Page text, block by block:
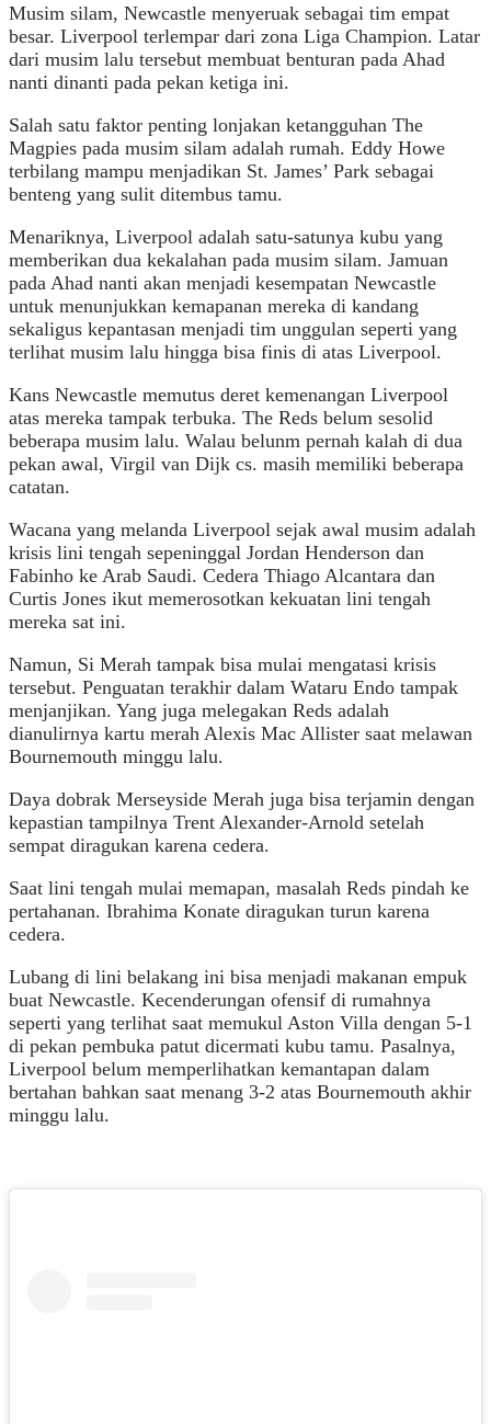
Musim silam, Newcastle menyeruak sebagai tim empat
besar. Liverpool terlempar dari zona Liga Champion. Latar
dari musim lalu tersebut membuat benturan pada Ahad
nanti dinanti pada pekan ketiga ini.
Salah satu faktor penting lonjakan ketangguhan The
Magpies pada musim silam adalah rumah. Eddy Howe
terbilang mampu menjadikan St. James’ Park sebagai
benteng yang sulit ditembus tamu.
Menariknya, Liverpool adalah satu-satunya kubu yang
memberikan dua kekalahan pada musim silam. Jamuan
pada Ahad nanti akan menjadi kesempatan Newcastle
untuk menunjukkan kemapanan mereka di kandang
sekaligus kepantasan menjadi tim unggulan seperti yang
terlihat musim lalu hingga bisa finis di atas Liverpool.
Kans Newcastle memutus deret kemenangan Liverpool
atas mereka tampak terbuka. The Reds belum sesolid
beberapa musim lalu. Walau belunm pernah kalah di dua
pekan awal, Virgil van Dijk cs. masih memiliki beberapa
catatan.
Wacana yang melanda Liverpool sejak awal musim adalah
krisis lini tengah sepeninggal Jordan Henderson dan
Fabinho ke Arab Saudi. Cedera Thiago Alcantara dan
Curtis Jones ikut memerosotkan kekuatan lini tengah
mereka sat ini.
Namun, Si Merah tampak bisa mulai mengatasi krisis
tersebut. Penguatan terakhir dalam Wataru Endo tampak
menjanjikan. Yang juga melegakan Reds adalah
dianulirnya kartu merah Alexis Mac Allister saat melawan
Bournemouth minggu lalu.
Daya dobrak Merseyside Merah juga bisa terjamin dengan
kepastian tampilnya Trent Alexander-Arnold setelah
sempat diragukan karena cedera.
Saat lini tengah mulai memapan, masalah Reds pindah ke
pertahanan. Ibrahima Konate diragukan turun karena
cedera.
Lubang di lini belakang ini bisa menjadi makanan empuk
buat Newcastle. Kecenderungan ofensif di rumahnya
seperti yang terlihat saat memukul Aston Villa dengan 5-1
di pekan pembuka patut dicermati kubu tamu. Pasalnya,
Liverpool belum memperlihatkan kemantapan dalam
bertahan bahkan saat menang 3-2 atas Bournemouth akhir
minggu lalu.